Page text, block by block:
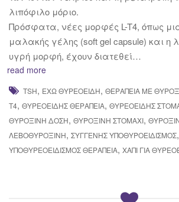
λιπόφιλο μόριο.
Πρόσφατα, νέες μορφές L-T4, όπως
μαλακής γέλης (soft gel capsule) και η
υγρή μορφή, έχουν διατεθεί…
read more
TSH, ΈΧΩ ΘΥΡΕΟΕΙΔΉ, ΘΕΡΑΠΕΊΑ ΜΕ
Τ4, ΘΥΡΕΟΕΙΔΉΣ ΘΕΡΑΠΕΊΑ, ΘΥΡΕΟΕΙΔΉΣ
ΘΥΡΟΞΊΝΗ ΔΌΣΗ, ΘΥΡΟΞΊΝΗ ΣΤΟΜΆΧΙ,
ΛΕΒΟΘΥΡΟΞΊΝΗ, ΣΥΓΓΕΝΉΣ ΥΠΟΘΥΡΟΕΙΔΙΣΜΌΣ,
ΥΠΟΘΥΡΕΟΕΙΔΙΣΜΌΣ ΘΕΡΑΠΕΊΑ, ΧΆΠΙ ΓΙΑ